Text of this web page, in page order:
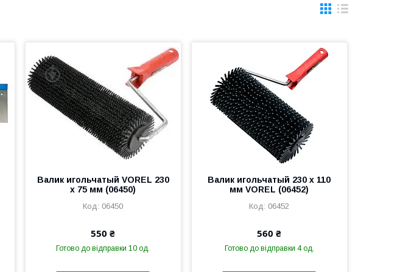
Валик игольчатый VOREL 230
х 75 мм (06450)
06450
550 ₴
Готово до відправки 10 од.
Валик игольчатый 230 х 110
мм VOREL (06452)
06452
560 ₴
Готово до відправки 4 од.